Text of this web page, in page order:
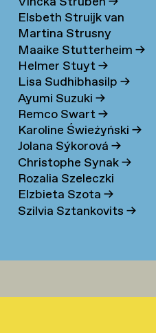
Elsbeth Struijk van
Bergen→
Martina Strusny
Maaike Stutterheim→
Helmer Stuyt→
Lisa Sudhibhasilp→
Ayumi Suzuki→
Remco Swart→
Karoline Świeżyński→
Jolana Sýkorová→
Christophe Synak→
Rozalia Szeleczki
Elzbieta Szota→
Szilvia Sztankovits→